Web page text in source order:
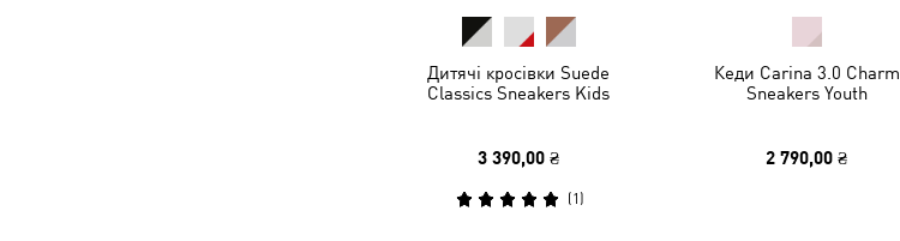
Дитячі кросівки Suede
Classics Sneakers Kids
3 390,00 ₴
(1 )
Кеди Carina 3.0 Charm
Sneakers Youth
2 790,00 ₴